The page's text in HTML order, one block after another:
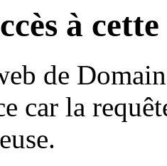
à
de
car la